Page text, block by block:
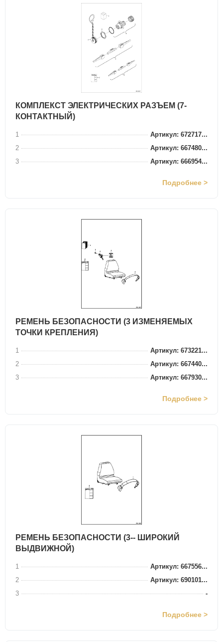
КОМПЛЕКСТ ЭЛЕКТРИЧЕСКИХ РАЗЪЕМ (7-
КОНТАКТНЫЙ)
1
Артикул: 672717...
2
Артикул: 667480...
3
Артикул: 666954...
Подробнее >
РЕМЕНЬ БЕЗОПАСНОСТИ (3 ИЗМЕНЯЕМЫХ
ТОЧКИ КРЕПЛЕНИЯ)
1
Артикул: 673221...
2
Артикул: 667440...
3
Артикул: 667930...
Подробнее >
РЕМЕНЬ БЕЗОПАСНОСТИ (3-- ШИРОКИЙ
ВЫДВИЖНОЙ)
1
Артикул: 667556...
2
Артикул: 690101...
3
-
Подробнее >